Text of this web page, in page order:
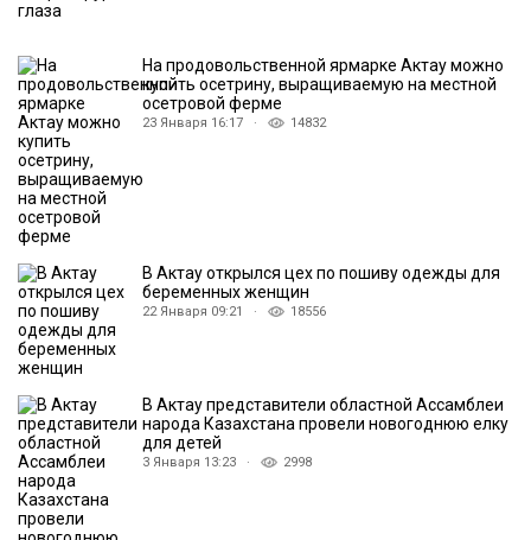
На продовольственной ярмарке Актау можно
купить осетрину, выращиваемую на местной
осетровой ферме
23 Января 16:17 · 14832
В Актау открылся цех по пошиву одежды для
беременных женщин
22 Января 09:21 · 18556
В Актау представители областной Ассамблеи
народа Казахстана провели новогоднюю елку
для детей
3 Января 13:23 · 2998